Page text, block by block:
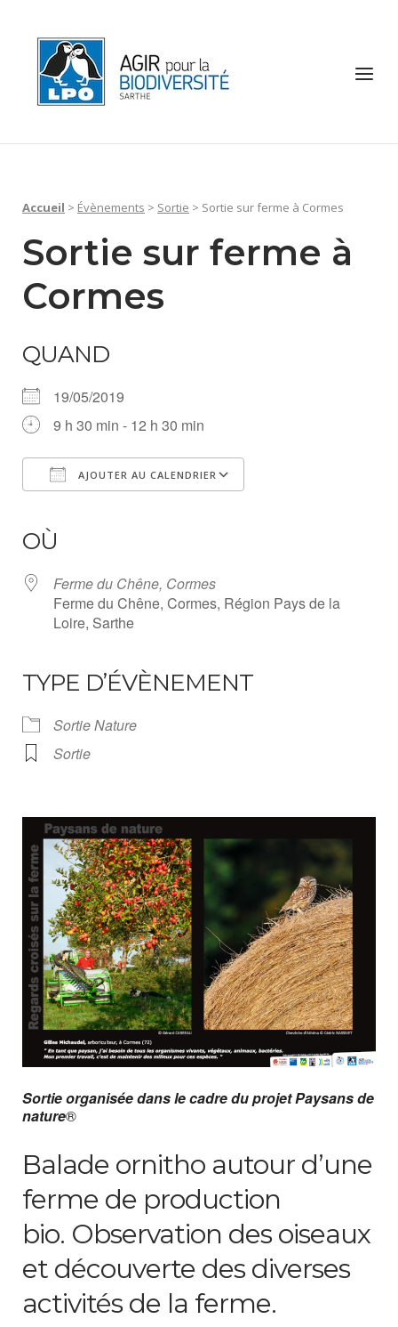
content
Menu
Accueil > Évènements > Sortie > Sortie sur ferme à Cormes
Sortie sur ferme à
Cormes
QUAND
19/05/2019
9 h 30 min - 12 h 30 min
AJOUTER AU CALENDRIER
OÙ
Ferme du Chêne, Cormes
Ferme du Chêne, Cormes, Région Pays de la
Loire, Sarthe
TYPE D’ÉVÈNEMENT
Sortie Nature
Sortie
Sortie organisée dans le cadre du projet Paysans de
nature®
Balade ornitho autour d’une
ferme de production
bio. Observation des oiseaux
et découverte des diverses
activités de la ferme.